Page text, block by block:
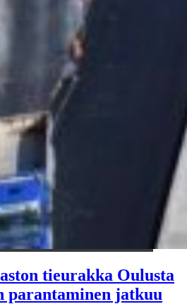
tieurakka Oulusta
parantaminen jatkuu